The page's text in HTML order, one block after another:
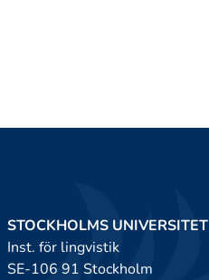
STOCKHOLMS UNIVERSITET
Inst. för lingvistik
SE-106 91 Stockholm